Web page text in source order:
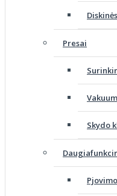
Presai
Skydo